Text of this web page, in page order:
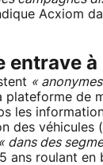
Acxiom
entrave
«
plateforme de
les
des véhicules
« dans des
ans roulant en